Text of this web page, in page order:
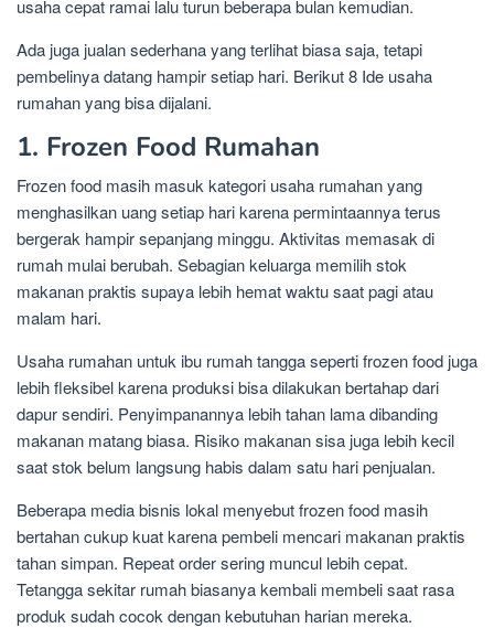
usaha cepat ramai lalu turun beberapa bulan kemudian.
Ada juga jualan sederhana yang terlihat biasa saja, tetapi
pembelinya datang hampir setiap hari. Berikut 8 Ide usaha
rumahan yang bisa dijalani.
1. Frozen Food Rumahan
Frozen food masih masuk kategori usaha rumahan yang
menghasilkan uang setiap hari karena permintaannya terus
bergerak hampir sepanjang minggu. Aktivitas memasak di
rumah mulai berubah. Sebagian keluarga memilih stok
makanan praktis supaya lebih hemat waktu saat pagi atau
malam hari.
Usaha rumahan untuk ibu rumah tangga seperti frozen food juga
lebih fleksibel karena produksi bisa dilakukan bertahap dari
dapur sendiri. Penyimpanannya lebih tahan lama dibanding
makanan matang biasa. Risiko makanan sisa juga lebih kecil
saat stok belum langsung habis dalam satu hari penjualan.
Beberapa media bisnis lokal menyebut frozen food masih
bertahan cukup kuat karena pembeli mencari makanan praktis
tahan simpan. Repeat order sering muncul lebih cepat.
Tetangga sekitar rumah biasanya kembali membeli saat rasa
produk sudah cocok dengan kebutuhan harian mereka.